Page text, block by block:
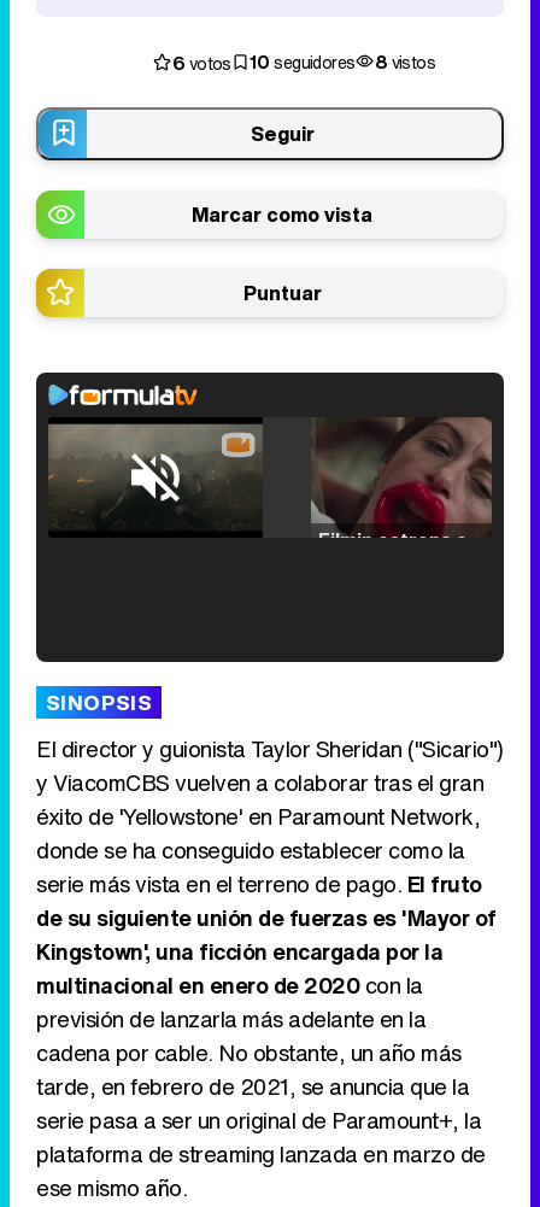
6votos 10seguidores 8vistos
Seguir
Marcar como vista
Puntuar
/
29.30%
Tráiler de '33 días', la nueva serie de Atresplayer con Julián Villagrán y José Manuel Poga
Tráiler de la tercera temporada de 'The Walking Dead: Dead City' de AMC+
SINOPSIS
El director y guionista Taylor Sheridan ("Sicario")
y ViacomCBS vuelven a colaborar tras el gran
éxito de 'Yellowstone' en Paramount Network,
donde se ha conseguido establecer como la
serie más vista en el terreno de pago. El fruto
de su siguiente unión de fuerzas es 'Mayor of
Kingstown', una ficción encargada por la
multinacional en enero de 2020con la
previsión de lanzarla más adelante en la
cadena por cable. No obstante, un año más
tarde, en febrero de 2021, se anuncia que la
serie pasa a ser un original de Paramount+, la
plataforma de streaming lanzada en marzo de
ese mismo año.